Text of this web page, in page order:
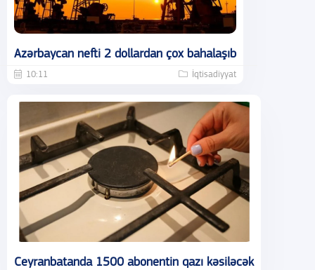
Azərbaycan nefti 2 dollardan çox bahalaşıb
10:11 İqtisadiyyat
Ceyranbatanda 1500 abonentin qazı kəsiləcək